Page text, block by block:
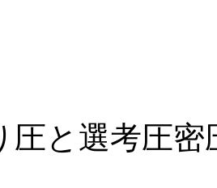
圧と選考圧